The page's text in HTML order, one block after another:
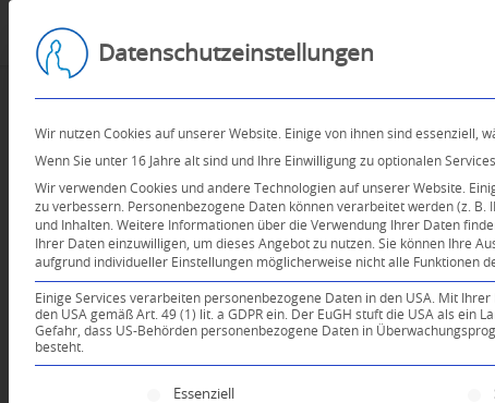
Datenschutzeinstellungen
Wir nutzen Cookies auf unserer Website. Einige von ihnen sind essenziell,
Wenn Sie unter 16 Jahre alt sind und Ihre Einwilligung zu optionalen
Wir verwenden Cookies und andere Technologien auf unserer Website.
zu verbessern.
Personenbezogene Daten können verarbeitet werden (z.
und Inhalten. Weitere Informationen über die Verwendung Ihrer Daten
Ihrer Daten einzuwilligen, um dieses Angebot zu nutzen. Sie können Ihre
aufgrund individueller Einstellungen möglicherweise nicht alle Funktionen
Einige Services verarbeiten personenbezogene Daten in den USA. Mit
den USA gemäß Art. 49 (1) lit. a GDPR ein. Der EuGH stuft die USA als ein
Gefahr, dass US-Behörden personenbezogene Daten in
besteht.
Es folgt eine Liste der Service-Gruppen, für die
Essenziell